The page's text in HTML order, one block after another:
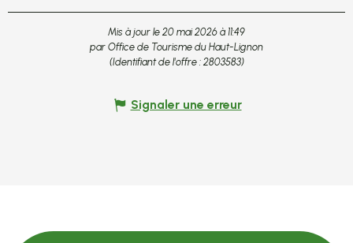
Mis à jour le 20 mai 2026 à 11:49
par Office de Tourisme du Haut-Lignon
(Identifiant de l'offre : 2803583)
Signaler une erreur